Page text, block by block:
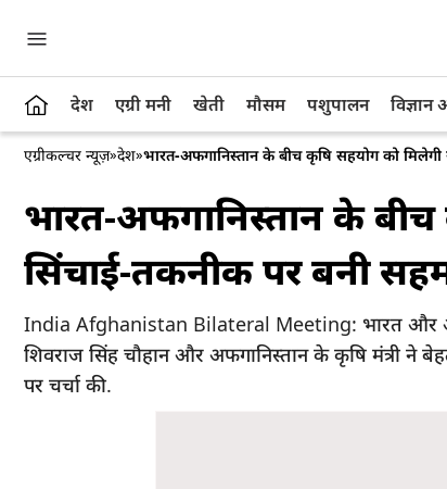
देश एग्री मनी खेती मौसम पशुपालन
एग्रीकल्चर न्यूज़»देश»भारत-अफगानिस्तान के बीच कृषि सहयोग को
भारत-अफगानिस्तान के बीच
सिंचाई-तकनीक पर बनी
India Afghanistan Bilateral Meeting: भारत और
शिवराज सिंह चौहान और अफगानिस्तान के कृषि मंत्री ने
पर चर्चा की.